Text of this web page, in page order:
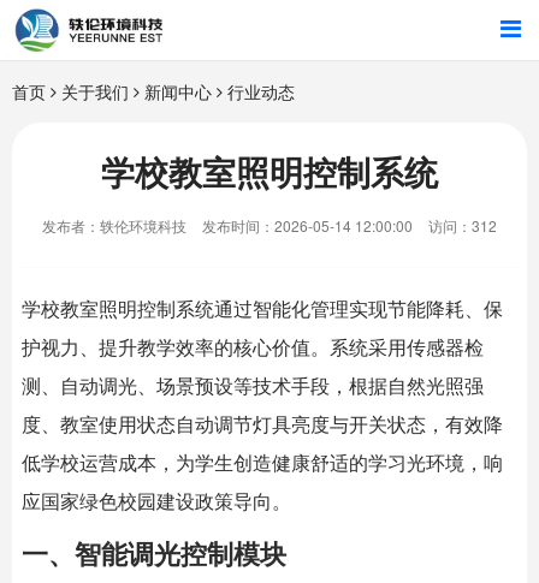
首页
行业解决方案
智能硬件
关于我们
首页 关于我们 新闻中心 行业动态
学校教室照明控制系统
发布者：轶伦环境科技 发布时间：2026-05-14 12:00:00 访问：312
学校教室照明控制系统通过智能化管理实现节能降耗、保
护视力、提升教学效率的核心价值。系统采用传感器检
测、自动调光、场景预设等技术手段，根据自然光照强
度、教室使用状态自动调节灯具亮度与开关状态，有效降
低学校运营成本，为学生创造健康舒适的学习光环境，响
应国家绿色校园建设政策导向。
一、智能调光控制模块